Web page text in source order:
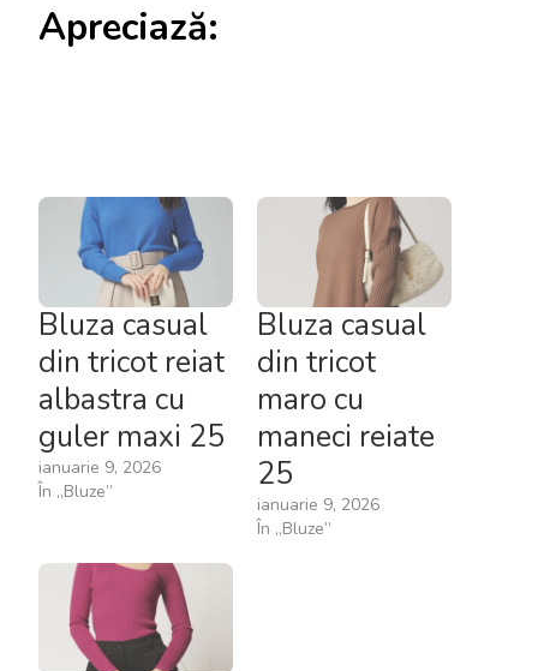
Apreciază:
Bluza casual
din tricot reiat
albastra cu
guler maxi 25
ianuarie 9, 2026
În „Bluze”
Bluza casual
din tricot
maro cu
maneci reiate
25
ianuarie 9, 2026
În „Bluze”